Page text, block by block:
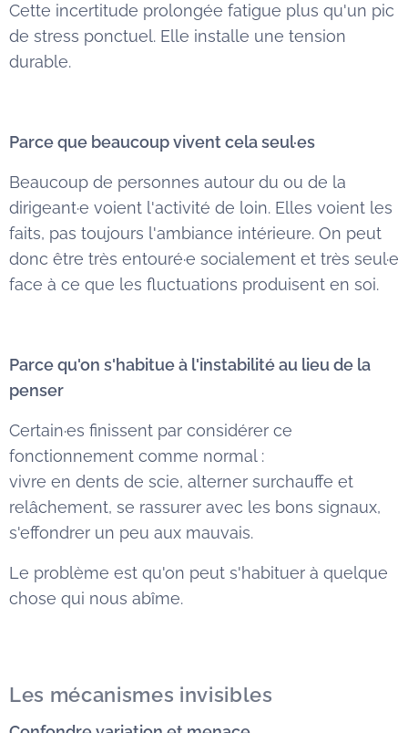
Cette incertitude prolongée fatigue plus qu'un pic
de stress ponctuel. Elle installe une tension
durable.
Parce que beaucoup vivent cela seul·es
Beaucoup de personnes autour du ou de la
dirigeant·e voient l'activité de loin. Elles voient les
faits, pas toujours l'ambiance intérieure. On peut
donc être très entouré·e socialement et très seul·e
face à ce que les fluctuations produisent en soi.
Parce qu'on s'habitue à l'instabilité au lieu de la
penser
Certain·es finissent par considérer ce
fonctionnement comme normal :
vivre en dents de scie, alterner surchauffe et
relâchement, se rassurer avec les bons signaux,
s'effondrer un peu aux mauvais.
Le problème est qu'on peut s'habituer à quelque
chose qui nous abîme.
Les mécanismes invisibles